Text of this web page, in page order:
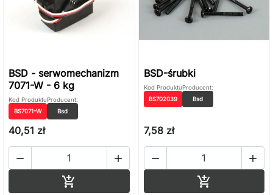
BSD - serwomechanizm
7071-W - 6 kg
Kod Produktu
BS7071-W
Producent:
Bsd
40,51 zł
 

BSD-śrubki
Kod Produktu
BS702039
Producent:
Bsd
7,58 zł
 
